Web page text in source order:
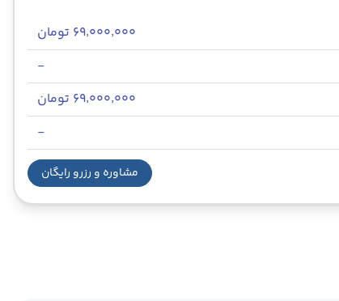
۶۹٬۰۰۰٬۰۰۰ تومان
-
۶۹٬۰۰۰٬۰۰۰ تومان
-
مشاوره و رزرو رایگان